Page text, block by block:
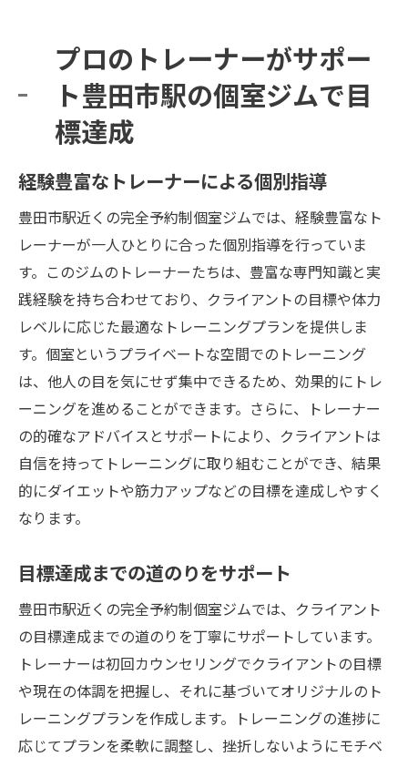
プロのトレーナーがサポー
ト豊田市駅の個室ジムで目
標達成
経験豊富なトレーナーによる個別指導
豊田市駅近くの完全予約制個室ジムでは、経験豊富なト
レーナーが一人ひとりに合った個別指導を行っていま
す。このジムのトレーナーたちは、豊富な専門知識と実
践経験を持ち合わせており、クライアントの目標や体力
レベルに応じた最適なトレーニングプランを提供しま
す。個室というプライベートな空間でのトレーニング
は、他人の目を気にせず集中できるため、効果的にトレ
ーニングを進めることができます。さらに、トレーナー
の的確なアドバイスとサポートにより、クライアントは
自信を持ってトレーニングに取り組むことができ、結果
的にダイエットや筋力アップなどの目標を達成しやすく
なります。
目標達成までの道のりをサポート
豊田市駅近くの完全予約制個室ジムでは、クライアント
の目標達成までの道のりを丁寧にサポートしています。
トレーナーは初回カウンセリングでクライアントの目標
や現在の体調を把握し、それに基づいてオリジナルのト
レーニングプランを作成します。トレーニングの進捗に
応じてプランを柔軟に調整し、挫折しないようにモチベ